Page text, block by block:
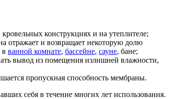
конструкциях и на утеплителе;
и возвращает некоторую долю
в ванной комнате, бассейне, сауне, бане;
вывод из помещения излишней влажности,
пропускная способность мембраны.
себя в течение многих лет использования.